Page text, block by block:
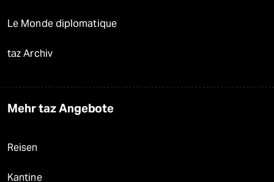
Le Monde diplomatique
taz Archiv
Mehr taz Angebote
Reisen
Kantine